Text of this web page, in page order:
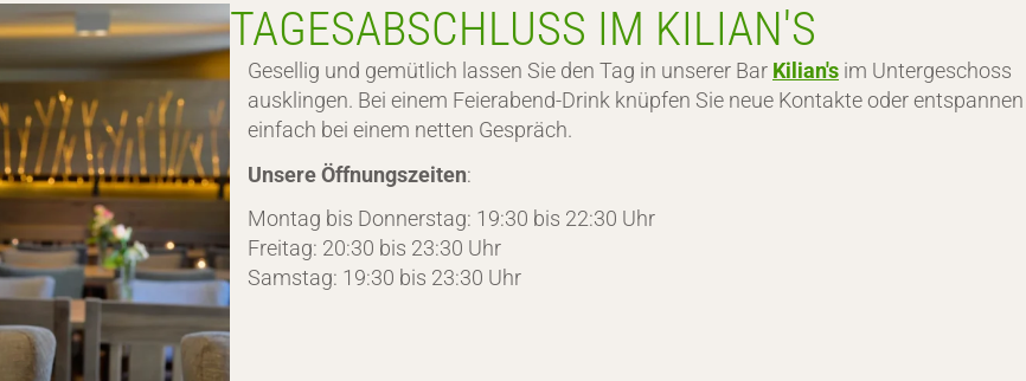
TAGESABSCHLUSS IM KILIAN'S
Gesellig und gemütlich lassen Sie den Tag in unserer Bar Kilian's im Untergeschoss
ausklingen. Bei einem Feierabend-Drink knüpfen Sie neue Kontakte oder entspannen
einfach bei einem netten Gespräch.
Unsere Öffnungszeiten:
Montag bis Donnerstag: 19:30 bis 22:30 Uhr
Freitag: 20:30 bis 23:30 Uhr
Samstag: 19:30 bis 23:30 Uhr